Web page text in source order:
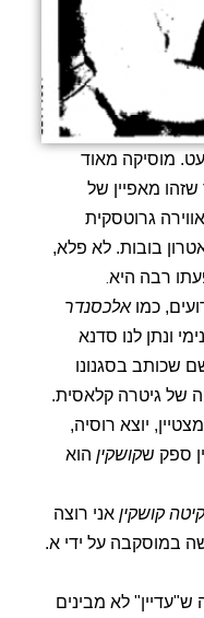
מוסיקה מאוד
שזהו מאפיין של
גרוטסקית
בובות. לא פלא,
רבה היא.
כמואלכסנדר
ונתן לנו סדנא
שכותב בסגנונו
של גיטרה קלאסית.
יוצא רוסיה,
ספק שקושקין הוא
קושקין אני רוצה
במוסקבה על ידי א.
ש"עדיין" לא מבינים